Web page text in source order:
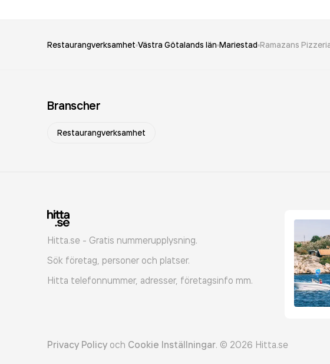
Restaurangverksamhet Västra Götalands län Mariestad Ramazans
Branscher
Restaurangverksamhet
Hitta.se - Gratis nummerupplysning.
Sök företag, personer och platser.
Hitta telefonnummer, adresser, företagsinfo mm.
Privacy Policy och Cookie Inställningar. © 2026 Hitta.se